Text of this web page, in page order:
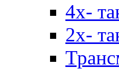
4х-
2х-